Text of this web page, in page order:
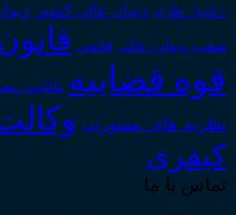
دعاوی_طاری دیوان عالی کشور
شعب_دیوان_عالی قاضی قانون
قوه قضاییه
نظریه_های_مشورتی
کیفری
تماس با ما